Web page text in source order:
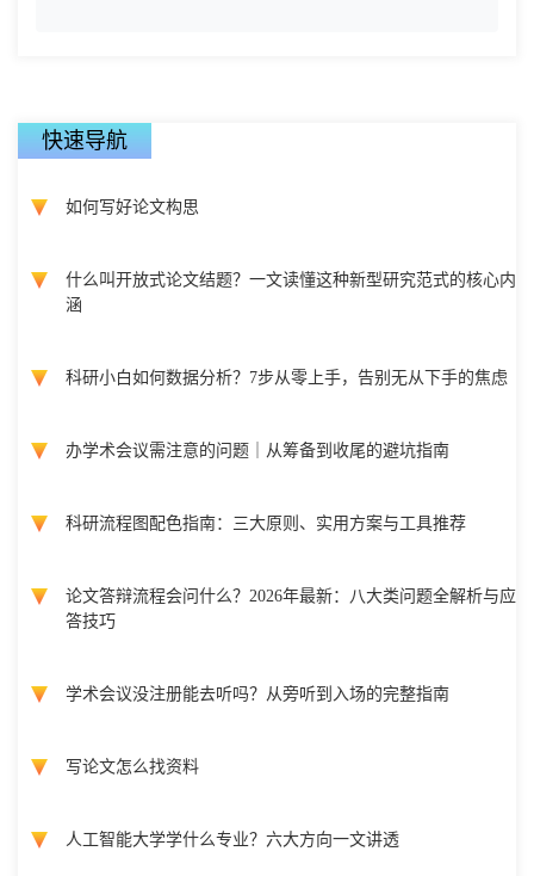
快速导航
如何写好论文构思
什么叫开放式论文结题？一文读懂这种新型研究范式的核心内
涵
科研小白如何数据分析？7步从零上手，告别无从下手的焦虑
办学术会议需注意的问题｜从筹备到收尾的避坑指南
科研流程图配色指南：三大原则、实用方案与工具推荐
论文答辩流程会问什么？2026年最新：八大类问题全解析与应
答技巧
学术会议没注册能去听吗？从旁听到入场的完整指南
写论文怎么找资料
人工智能大学学什么专业？六大方向一文讲透